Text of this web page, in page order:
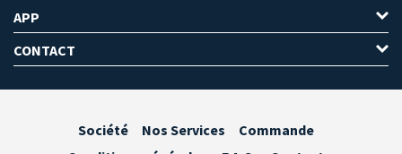
APP
CONTACT
Société Nos Services
Commande